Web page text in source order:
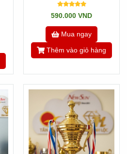
590.000 VND
Mua ngay
Thêm vào giỏ hàng